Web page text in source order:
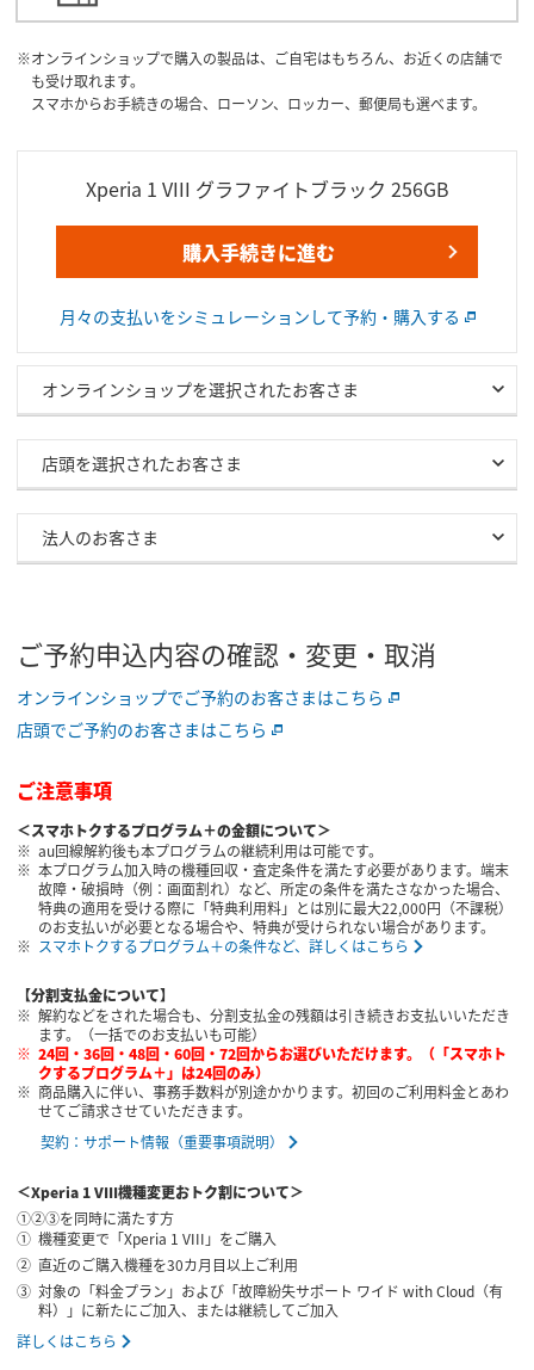
オンラインショップで購入の製品は、ご自宅はもちろん、お近くの店舗で
も受け取れます。
スマホからお手続きの場合、ローソン、ロッカー、郵便局も選べます。
Xperia 1 VIII グラファイトブラック 256GB
購入手続きに進む
月々の支払いをシミュレーションして予約・購入する
オンラインショップを選択されたお客さま
店頭を選択されたお客さま
法人のお客さま
ご予約申込内容の確認・変更・取消
オンラインショップでご予約のお客さまはこちら
店頭でご予約のお客さまはこちら
ご注意事項
＜スマホトクするプログラム＋の金額について＞
au回線解約後も本プログラムの継続利用は可能です。
本プログラム加入時の機種回収・査定条件を満たす必要があります。端末
故障・破損時（例：画面割れ）など、所定の条件を満たさなかった場合、
特典の適用を受ける際に「特典利用料」とは別に最大22,000円（不課税）
のお支払いが必要となる場合や、特典が受けられない場合があります。
スマホトクするプログラム＋の条件など、詳しくはこちら
【分割支払金について】
解約などをされた場合も、分割支払金の残額は引き続きお支払いいただき
ます。（一括でのお支払いも可能）
24回・36回・48回・60回・72回からお選びいただけます。（「スマホト
クするプログラム＋」は24回のみ）
商品購入に伴い、事務手数料が別途かかります。初回のご利用料金とあわ
せてご請求させていただきます。
契約：サポート情報（重要事項説明）
＜Xperia 1 VIII機種変更おトク割について＞
①②③を同時に満たす方
機種変更で「Xperia 1 VIII」をご購入
直近のご購入機種を30カ月目以上ご利用
対象の「料金プラン」および「故障紛失サポート ワイド with Cloud（有
料）」に新たにご加入、または継続してご加入
詳しくはこちら